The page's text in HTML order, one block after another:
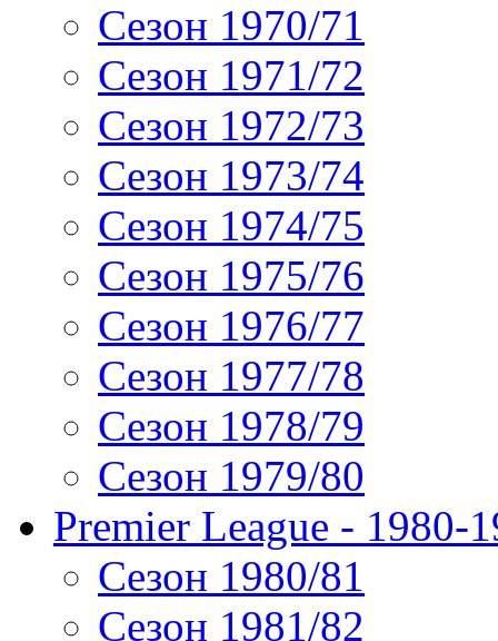
Сезон 1970/71
Сезон 1971/72
Сезон 1972/73
Сезон 1973/74
Сезон 1974/75
Сезон 1975/76
Сезон 1976/77
Сезон 1977/78
Сезон 1978/79
Сезон 1979/80
Premier League - 1980-
Сезон 1980/81
Сезон 1981/82